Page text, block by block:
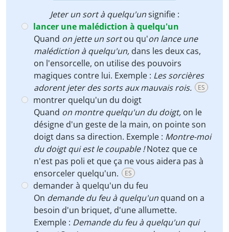
Jeter un sort à quelqu'unsignifie :
lancer une malédiction à quelqu'un
Quand on jette un sortou qu'on lance une
malédiction à quelqu'un, dans les deux cas,
on l'ensorcelle, on utilise des pouvoirs
magiques contre lui. Exemple : Les sorcières
adorent jeter des sorts aux mauvais rois.
ES
montrer quelqu'un du doigt
Quand on montre quelqu'un du doigt, on le
désigne d'un geste de la main, on pointe son
doigt dans sa direction. Exemple : Montre-moi
du doigt qui est le coupable !Notez que ce
n'est pas poli et que ça ne vous aidera pas à
ensorceler quelqu'un.
ES
demander à quelqu'un du feu
On demande du feu à quelqu'un quand on a
besoin d'un briquet, d'une allumette.
Exemple : Demande du feu à quelqu'un qui